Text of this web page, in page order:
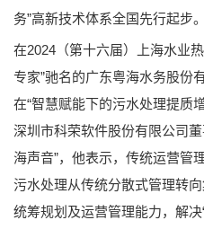
务”高新技术体系全国先行起步。
在2024（第十六届）上海水业
专家”驰名的广东粤海水务股
在“智慧赋能下的污水处理提质
深圳市科荣软件股份有限公司
海声音”，他表示，传统运营管
污水处理从传统分散式管理转
统筹规划及运营管理能力，解